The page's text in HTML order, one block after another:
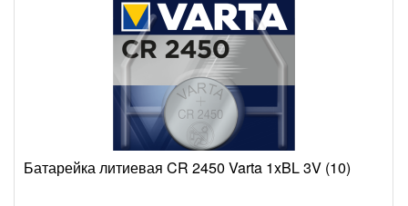
Батарейка литиевая CR 2450 Varta 1xBL 3V (10)